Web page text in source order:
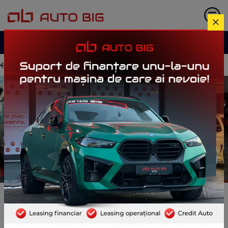
Garanție până la3 ani Istoric complet verificat
Acasă
Credit Auto pentru Mașini
Second Hand
Găsim oferta de credit auto care ți se
potrivește cel mai bine